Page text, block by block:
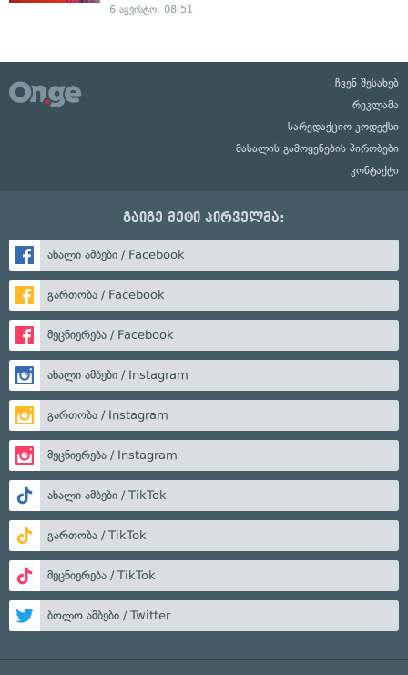
6 აგვისტო, 08:51
ჩვენ შესახებ
რეკლამა
სარედაქციო კოდექსი
მასალის გამოყენების პირობები
კონტაქტი
გაიგე მეტი პირველმა:
ახალი ამბები / Facebook
გართობა / Facebook
მეცნიერება / Facebook
ახალი ამბები / Instagram
გართობა / Instagram
მეცნიერება / Instagram
ახალი ამბები / TikTok
გართობა / TikTok
მეცნიერება / TikTok
ბოლო ამბები / Twitter